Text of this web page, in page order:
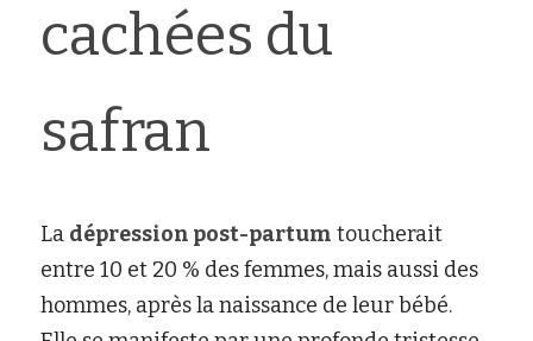
cachées du
safran
La dépression post-partum toucherait
entre 10 et 20 % des femmes, mais aussi des
hommes, après la naissance de leur bébé.